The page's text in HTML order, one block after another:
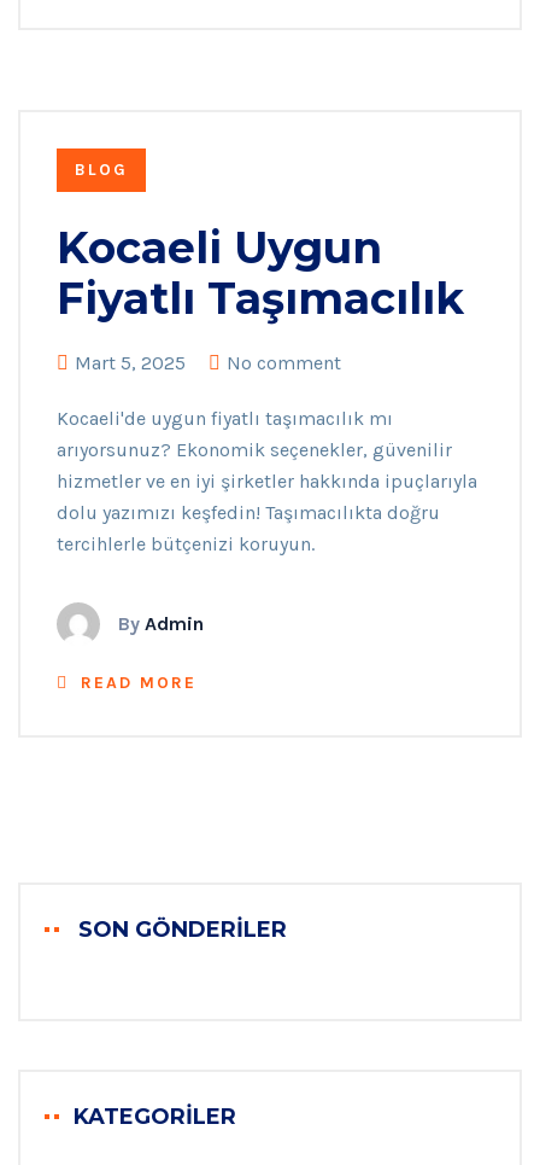
BLOG
Kocaeli Uygun
Fiyatlı Taşımacılık
Mart 5, 2025 No comment
Kocaeli'de uygun fiyatlı taşımacılık mı
arıyorsunuz? Ekonomik seçenekler, güvenilir
hizmetler ve en iyi şirketler hakkında ipuçlarıyla
dolu yazımızı keşfedin! Taşımacılıkta doğru
tercihlerle bütçenizi koruyun.
By Admin
READ MORE
SON GÖNDERILER
KATEGORILER